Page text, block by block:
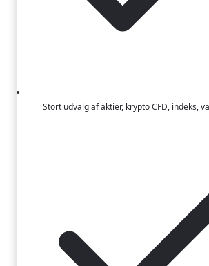
Stort udvalg af aktier, krypto CFD, indeks,